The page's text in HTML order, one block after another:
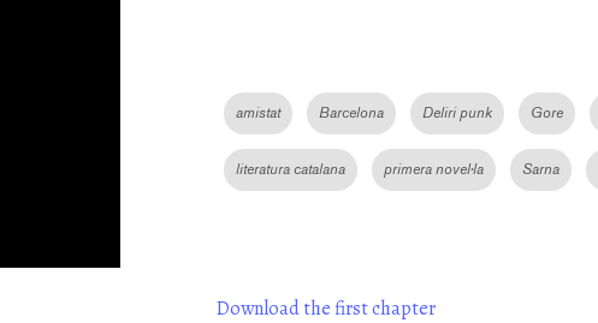
amistat Barcelona Deliri punk Gore
literatura catalana primera novel·la Sarna
Download the first chapter